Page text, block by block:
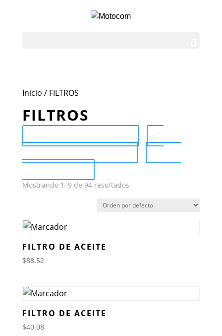
Inicio / FILTROS
FILTROS
Mostrando 1–9 de 94 resultados
FILTRO DE ACEITE
$88.52
FILTRO DE ACEITE
$40.08